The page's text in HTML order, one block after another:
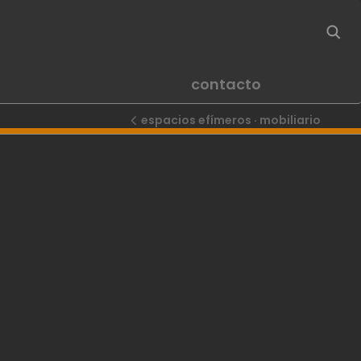
contacto
espacios efímeros · mobiliario